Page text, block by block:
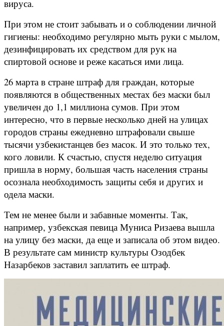
вируса.
При этом не стоит забывать и о соблюдении личной
гигиены: необходимо регулярно мыть руки с мылом,
дезинфицировать их средством для рук на
спиртовой основе и реже касаться ими лица.
26 марта в стране штраф для граждан, которые
появляются в общественных местах без маски был
увеличен до 1,1 миллиона сумов. При этом
интересно, что в первые несколько дней на улицах
городов страны ежедневно штрафовали свыше
тысячи узбекистанцев без масок. И это только тех,
кого ловили. К счастью, спустя неделю ситуация
пришла в норму, большая часть населения страны
осознала необходимость защиты себя и других и
одела маски.
Тем не менее были и забавные моменты. Так,
например, узбекская певица Муниса Ризаева вышла
на улицу без маски, да еще и записала об этом видео.
В результате сам министр культуры Озодбек
Назарбеков заставил заплатить ее штраф.